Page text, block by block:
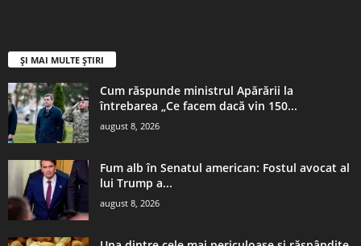
ȘI MAI MULTE ȘTIRI
Cum răspunde ministrul Apărării la
întrebarea „Ce facem dacă vin 150...
august 8, 2026
Fum alb în Senatul american: Fostul avocat al
lui Trump a...
august 8, 2026